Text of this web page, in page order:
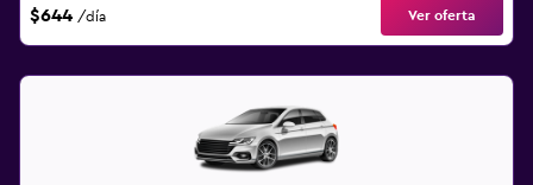
$644 /día Ver oferta